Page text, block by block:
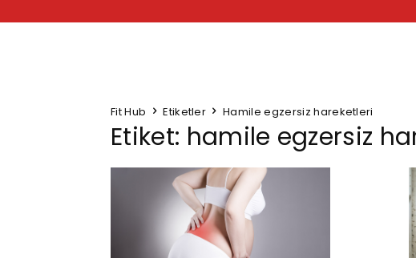
Fit Hub Etiketler Hamile egzersiz hareketleri
Etiket: hamile egzersiz